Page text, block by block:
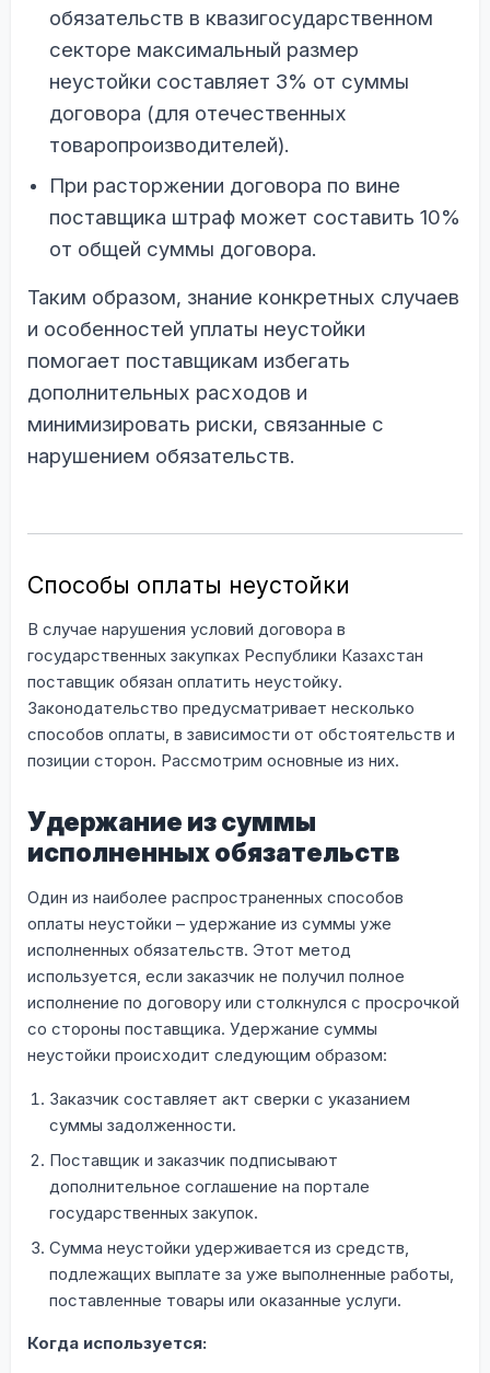
обязательств в квазигосударственном
секторе максимальный размер
неустойки составляет 3% от суммы
договора (для отечественных
товаропроизводителей).
При расторжении договора по вине
поставщика штраф может составить 10%
от общей суммы договора.
Таким образом, знание конкретных случаев
и особенностей уплаты неустойки
помогает поставщикам избегать
дополнительных расходов и
минимизировать риски, связанные с
нарушением обязательств.
Способы оплаты неустойки
В случае нарушения условий договора в
государственных закупках Республики Казахстан
поставщик обязан оплатить неустойку.
Законодательство предусматривает несколько
способов оплаты, в зависимости от обстоятельств и
позиции сторон. Рассмотрим основные из них.
Удержание из суммы
исполненных обязательств
Один из наиболее распространенных способов
оплаты неустойки – удержание из суммы уже
исполненных обязательств. Этот метод
используется, если заказчик не получил полное
исполнение по договору или столкнулся с просрочкой
со стороны поставщика. Удержание суммы
неустойки происходит следующим образом:
Заказчик составляет акт сверки с указанием
суммы задолженности.
Поставщик и заказчик подписывают
дополнительное соглашение на портале
государственных закупок.
Сумма неустойки удерживается из средств,
подлежащих выплате за уже выполненные работы,
поставленные товары или оказанные услуги.
Когда используется: